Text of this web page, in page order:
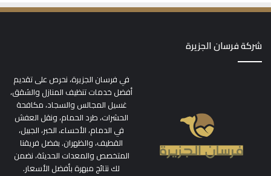
شركة فرسان الجزيرة
في فرسان الجزيرة، نحرص على تقديم
أفضل خدمات تنظيف المنازل والشقق،
غسيل المجالس والسجاد، مكافحة
الحشرات، طرد الحمام، ونقل العفش
في الدمام، الأحساء، الخبر، الجبيل،
القطيف، والظهران. بفضل فريقنا
المتخصص والمعدات الحديثة، نضمن
لك نتائج مبهرة بأفضل الأسعار.